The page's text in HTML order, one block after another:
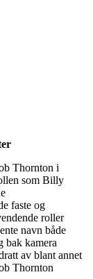
Thornton i
som Billy
faste og
roller
navn både
bak kamera
av blant annet
Thornton